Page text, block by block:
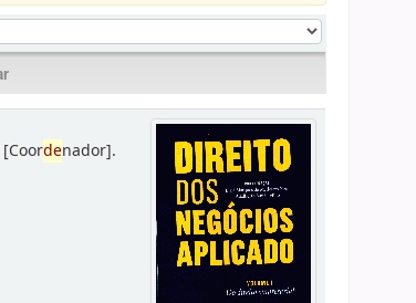
[Coordenador].